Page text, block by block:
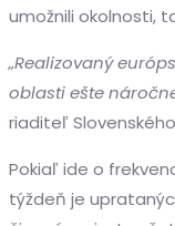
umožnili okolnosti,
„Realizovaný
oblasti ešte
riaditeľ
Pokiaľ ide o
týždeň je